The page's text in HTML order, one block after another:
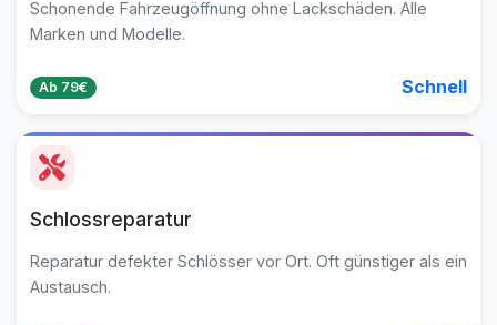
Schonende Fahrzeugöffnung ohne Lackschäden. Alle
Marken und Modelle.
Ab 79€ Schnell
Schlossreparatur
Reparatur defekter Schlösser vor Ort. Oft günstiger als ein
Austausch.